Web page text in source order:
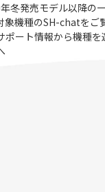
冬発売モデル以降の
象機種のSH-chatをご
ポート情報から機種を